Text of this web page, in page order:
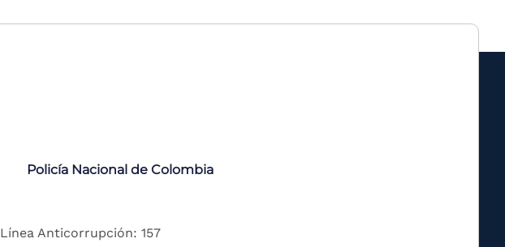
Policía Nacional de Colombia
Línea Anticorrupción: 157